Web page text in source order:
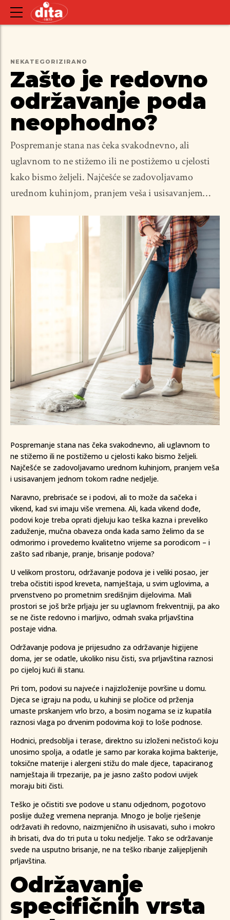
NEKATEGORIZIRANO
Zašto je redovno
održavanje poda
neophodno?
Pospremanje stana nas čeka svakodnevno, ali
uglavnom to ne stižemo ili ne postižemo u cjelosti
kako bismo željeli. Najčešće se zadovoljavamo
urednom kuhinjom, pranjem veša i usisavanjem
se i podovi, ali to može da sačeka i vikend, kad svi
imaju više vremena. Ali, kada vikend dođe, podovi
koje treba...
Pospremanje stana nas čeka svakodnevno, ali uglavnom to
ne stižemo ili ne postižemo u cjelosti kako bismo željeli.
Najčešće se zadovoljavamo urednom kuhinjom, pranjem veša
i usisavanjem jednom tokom radne nedjelje.
Naravno, prebrisaće se i podovi, ali to može da sačeka i
vikend, kad svi imaju više vremena. Ali, kada vikend dođe,
podovi koje treba oprati djeluju kao teška kazna i preveliko
zaduženje, mučna obaveza onda kada samo želimo da se
odmorimo i provedemo kvalitetno vrijeme sa porodicom – i
zašto sad ribanje, pranje, brisanje podova?
U velikom prostoru, održavanje podova je i veliki posao, jer
treba očistiti ispod kreveta, namještaja, u svim uglovima, a
prvenstveno po prometnim središnjim dijelovima. Mali
prostori se još brže prljaju jer su uglavnom frekventniji, pa ako
se ne čiste redovno i marljivo, odmah svaka prljavština
postaje vidna.
Održavanje podova je prijesudno za održavanje higijene
doma, jer se odatle, ukoliko nisu čisti, sva prljavština raznosi
po cijeloj kući ili stanu.
Pri tom, podovi su najveće i najizloženije površine u domu.
Djeca se igraju na podu, u kuhinji se pločice od prženja
umaste prskanjem vrlo brzo, a bosim nogama se iz kupatila
raznosi vlaga po drvenim podovima koji to loše podnose.
Hodnici, predsoblja i terase, direktno su izloženi nečistoći koju
unosimo spolja, a odatle je samo par koraka kojima bakterije,
toksične materije i alergeni stižu do male djece, tapaciranog
namještaja ili trpezarije, pa je jasno zašto podovi uvijek
moraju biti čisti.
Teško je očistiti sve podove u stanu odjednom, pogotovo
poslije dužeg vremena nepranja. Mnogo je bolje rješenje
održavati ih redovno, naizmjenično ih usisavati, suho i mokro
ih brisati, dva do tri puta u toku nedjelje. Tako se održavanje
svede na usputno brisanje, ne na teško ribanje zalijepljenih
prljavština.
Održavanje
specifičnih vrsta